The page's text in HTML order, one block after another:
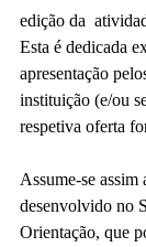
edição da
Esta é dedicada
apresentação
instituição (e/ou
respetiva oferta
Assume-se
desenvolvido no
Orientação, que